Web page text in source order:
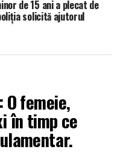
de 15 ani a plecat de
solicită ajutorul
femeie,
în timp ce